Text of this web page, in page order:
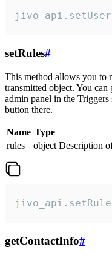
setRules#
This method allows you to
transmitted object. You
admin panel in the
button there.
Name Type
rules
object Description
getContactInfo#